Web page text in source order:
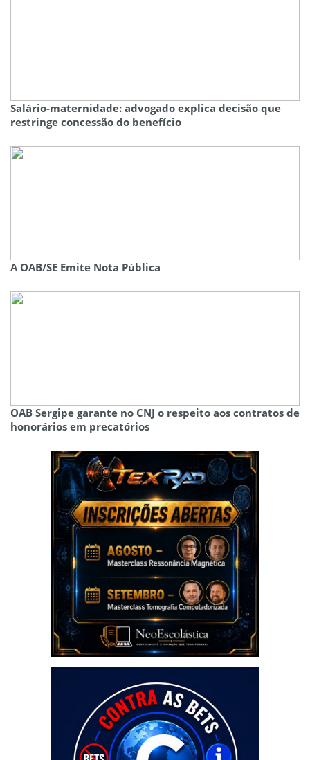
Salário-maternidade: advogado explica decisão que
restringe concessão do benefício
A OAB/SE Emite Nota Pública
OAB Sergipe garante no CNJ o respeito aos contratos de
honorários em precatórios